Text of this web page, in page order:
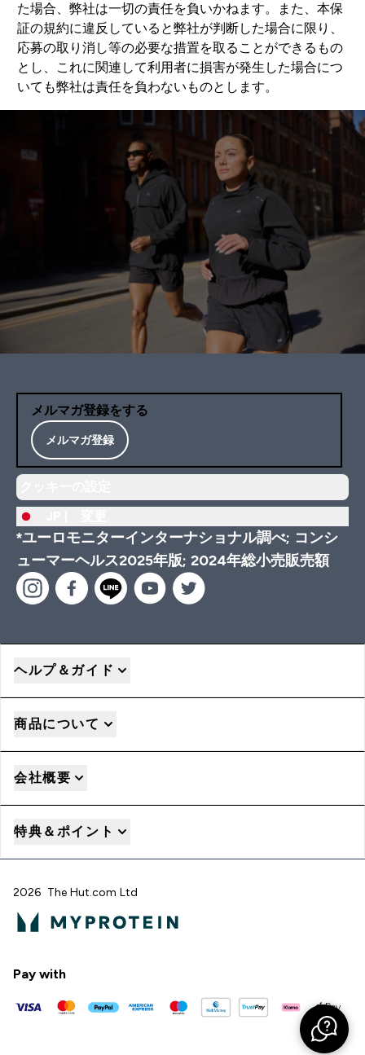
た場合、弊社は一切の責任を負いかねます。また、本保
証の規約に違反していると弊社が判断した場合に限り、
応募の取り消し等の必要な措置を取ることができるもの
とし、これに関連して利用者に損害が発生した場合につ
いても弊社は責任を負わないものとします。
メルマガ登録をする
メルマガ登録
*ユーロモニターインターナショナル調べ; コンシ
ューマーヘルス2025年版; 2024年総小売販売額
ヘルプ＆ガイド
商品について
会社概要
特典＆ポイント
2026 The Hut.com Ltd
Pay with